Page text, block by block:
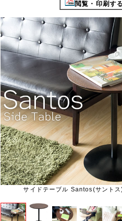
閲覧・印刷す
サイドテーブル Santos(サント